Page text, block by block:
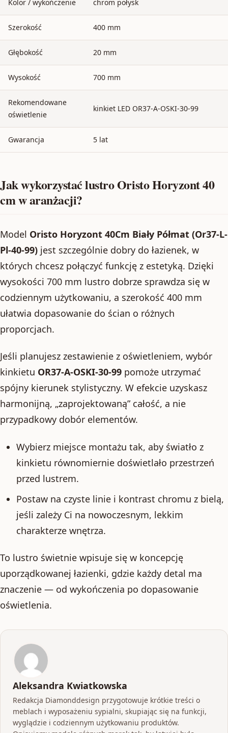
Kolor / wykończenie chrom połysk
Szerokość 400 mm
Głębokość 20 mm
Wysokość 700 mm
Rekomendowane
oświetlenie
kinkiet LED OR37-A-OSKI-30-99
Gwarancja 5 lat
Jak wykorzystać lustro Oristo Horyzont 40
cm w aranżacji?
Model Oristo Horyzont 40Cm Biały Półmat (Or37-L-
Pl-40-99) jest szczególnie dobry do łazienek, w
których chcesz połączyć funkcję z estetyką. Dzięki
wysokości 700 mm lustro dobrze sprawdza się w
codziennym użytkowaniu, a szerokość 400 mm
ułatwia dopasowanie do ścian o różnych
proporcjach.
Jeśli planujesz zestawienie z oświetleniem, wybór
kinkietu OR37-A-OSKI-30-99 pomoże utrzymać
spójny kierunek stylistyczny. W efekcie uzyskasz
harmonijną, „zaprojektowaną” całość, a nie
przypadkowy dobór elementów.
Wybierz miejsce montażu tak, aby światło z
kinkietu równomiernie doświetlało przestrzeń
przed lustrem.
Postaw na czyste linie i kontrast chromu z bielą,
jeśli zależy Ci na nowoczesnym, lekkim
charakterze wnętrza.
To lustro świetnie wpisuje się w koncepcję
uporządkowanej łazienki, gdzie każdy detal ma
znaczenie — od wykończenia po dopasowanie
oświetlenia.
Aleksandra Kwiatkowska
Redakcja Diamonddesign przygotowuje krótkie treści o
meblach i wyposażeniu sypialni, skupiając się na funkcji,
wyglądzie i codziennym użytkowaniu produktów.